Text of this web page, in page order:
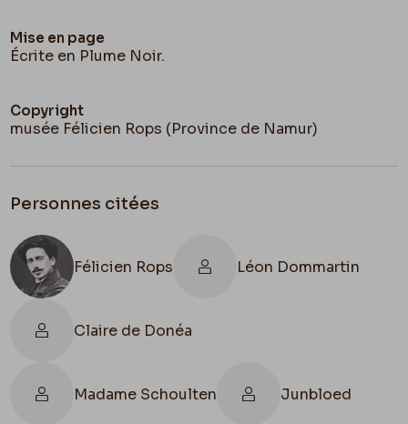
Mise en page
Écrite en Plume Noir.
Copyright
musée Félicien Rops (Province de Namur)
Personnes citées
Félicien Rops Léon Dommartin
Claire de Donéa
Madame Schoulten Junbloed